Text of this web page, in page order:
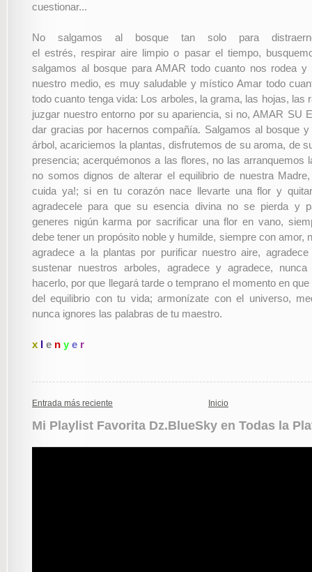
cuestionar...
No salgamos al bosque tan solo para
el estrés, respirar aire limpio o pasar el tiempo,
salgamos al bosque para AMAR todo cuanto nos rodea y
nuestro medio, es muy saludable y místico Amar todo
todo cuanto tenga vida: Los arboles, la grama, las hojas, las
juzgar nuestro entorno por su apariencia, si no, AMAR SU
dar gracias por hacernos compañía. Salgamos al bosque
árbol, acariciemos la plantas, disfrutemos de su aroma, de
presencia; acerquémonos a las flores, no las arranquemos
no somos dignos de alterar el equilibrio de nuestra
cuida ya!; si en tu corazón nace llevarte una flor y
agradecele para que su esencia divina no se pierda y
generes nigún karma por sacrificar una flor en vano,
debe tener un propósito noble y humilde, siempre con amor,
agradece a la plantas por purificar nuestro aire,
sustenar nuestros arboles, agradece y agradece,
hacerlo, por que llegará tarde o temprano el momento en
del equilibrio con tu vida; armonízate con el universo,
nunca ignores las palabras de tu maestro.
x l e n y e r
Entrada más reciente Inicio
Mi Playlist Favorita Dz.BlueSky en Todas la